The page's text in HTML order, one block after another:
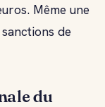
Même une
de
du